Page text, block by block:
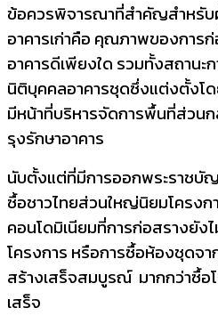
ข้อควรพิจารณาที่สำคัญสำหรั
อาคารเก่าคือ คุณภาพของการก่
อาคารดีเพียงใด รวมทั้งสถานะ
นิติบุคคลอาคารชุดซึ่งแต่งตั้งโ
มีหน้าที่บริหารจัดการพื้นที่ส่วน
รุงรักษาอาคาร
นับตั้งแต่ที่มีการออกพระราชบัญ
ซื้อชาวไทยส่วนใหญ่นิยมโครงก
คอนโดมิเนียมที่การก่อสรางยัง
โครงการ หรือการซื้อห้องชุดจ
สร้างเสร็จสมบูรณ์ มากกว่าซื้อ
เสร็จ